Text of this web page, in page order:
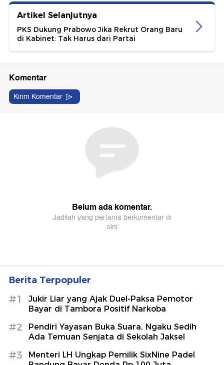
Artikel Selanjutnya
PKS Dukung Prabowo Jika Rekrut Orang Baru
di Kabinet: Tak Harus dari Partai
Berita Terpopuler
#1
Jukir Liar yang Ajak Duel-Paksa Pemotor
Bayar di Tambora Positif Narkoba
#2
Pendiri Yayasan Buka Suara, Ngaku Sedih
Ada Temuan Senjata di Sekolah Jaksel
#3
Menteri LH Ungkap Pemilik SixNine Padel